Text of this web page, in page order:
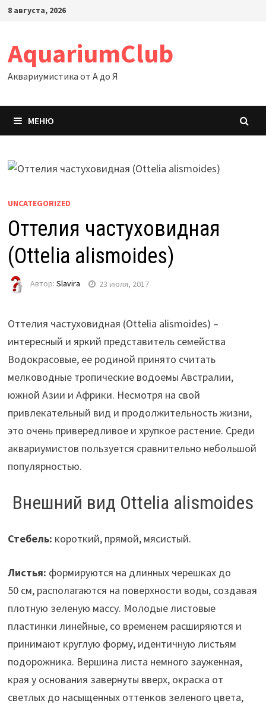
Перейти
8 августа, 2026
AquariumClub
Аквариумистика от А до Я
МЕНЮ
UNCATEGORIZED
Оттелия частуховидная
(Ottelia alismoides)
Автор: Slavira 23 июля, 2017
Оттелия частуховидная (Ottelia alismoides) –
интересный и яркий представитель семейства
Водокрасовые, ее родиной принято считать
мелководные тропические водоемы Австралии,
южной Азии и Африки. Несмотря на свой
привлекательный вид и продолжительность жизни,
это очень привередливое и хрупкое растение. Среди
аквариумистов пользуется сравнительно небольшой
популярностью.
Внешний вид Ottelia alismoides
Стебель: короткий, прямой, мясистый.
Листья: формируются на длинных черешках до
50 см, располагаются на поверхности воды, создавая
плотную зеленую массу. Молодые листовые
пластинки линейные, со временем расширяются и
принимают круглую форму, идентичную листьям
подорожника. Вершина листа немного зауженная,
края у основания завернуты вверх, окраска от
светлых до насыщенных оттенков зеленого цвета,